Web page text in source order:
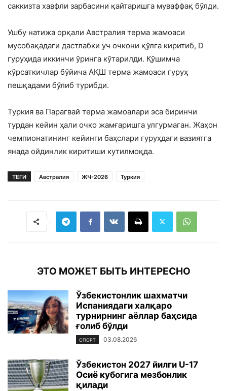
саккизта хавфли зарбасини қайтаришга муваффақ бўлди.
Ушбу натижа орқали Австралия терма жамоаси
мусобақадаги дастлабки уч очкони қўлга киритиб, D
гуруҳида иккинчи ўринга кўтарилди. Қўшимча
кўрсаткичлар бўйича АҚШ терма жамоаси гуруҳ
пешқадами бўлиб турибди.
Туркия ва Парагвай терма жамоалари эса биринчи
турдан кейин ҳали очко жамғаришга улгурмаган. Жаҳон
чемпионатининг кейинги баҳслари гуруҳдаги вазиятга
янада ойдинлик киритиши кутилмоқда.
ТЕГИ Австралия ЖЧ-2026 Туркия
ЭТО МОЖЕТ БЫТЬ ИНТЕРЕСНО
Ўзбекистонлик шахматчи
Испаниядаги халқаро
турнирнинг аёллар баҳсида
ғолиб бўлди
СПОРТ 03.08.2026
Ўзбекистон 2027 йилги U-17
Осиё кубогига мезбонлик
қилади